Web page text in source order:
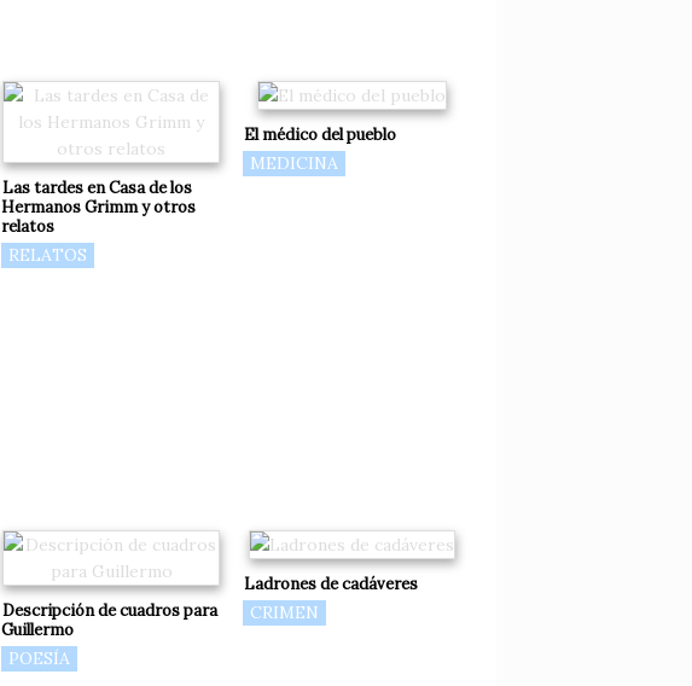
Las tardes en Casa de los
Hermanos Grimm y otros
relatos
RELATOS
El médico del pueblo
MEDICINA
Descripción de cuadros para
Guillermo
POESÍA
Ladrones de cadáveres
CRIMEN